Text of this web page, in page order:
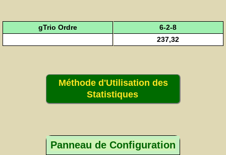
gTrio Ordre
6-2-8
237,32
Méthode d'Utilisation des
Statistiques
Panneau de Configuration